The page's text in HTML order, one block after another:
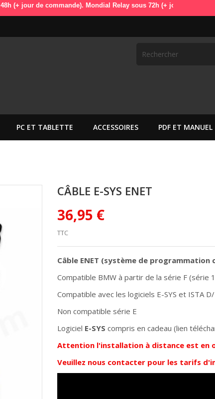
commande). Mondial Relay sous 72h (+ jour de commande).
PC ET TABLETTE ACCESSOIRES PDF ET MANUEL
CÂBLE E-SYS ENET
36,95 €
TTC
Câble ENET (système de programmation
Compatible BMW à partir de la série F (série
Compatible avec les logiciels E-SYS et ISTA
Non compatible série E
Logiciel E-SYS compris en cadeau (lien
Attention l'installation à distance est en
Veuillez nous contacter pour les tarifs